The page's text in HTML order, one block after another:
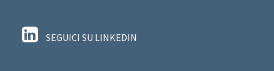
SEGUICI SU LINKEDIN